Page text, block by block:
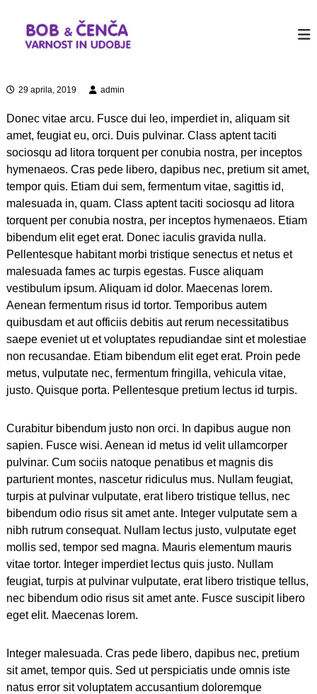
n
c
a
h
e
r
o
r
d
r
e
s
s
i
t
29 aprila, 2019 admin
Donec vitae arcu. Fusce dui leo, imperdiet in, aliquam sit
amet, feugiat eu, orci. Duis pulvinar. Class aptent taciti
sociosqu ad litora torquent per conubia nostra, per inceptos
hymenaeos. Cras pede libero, dapibus nec, pretium sit amet,
tempor quis. Etiam dui sem, fermentum vitae, sagittis id,
malesuada in, quam. Class aptent taciti sociosqu ad litora
torquent per conubia nostra, per inceptos hymenaeos. Etiam
bibendum elit eget erat. Donec iaculis gravida nulla.
Pellentesque habitant morbi tristique senectus et netus et
malesuada fames ac turpis egestas. Fusce aliquam
vestibulum ipsum. Aliquam id dolor. Maecenas lorem.
Aenean fermentum risus id tortor. Temporibus autem
quibusdam et aut officiis debitis aut rerum necessitatibus
saepe eveniet ut et voluptates repudiandae sint et molestiae
non recusandae. Etiam bibendum elit eget erat. Proin pede
metus, vulputate nec, fermentum fringilla, vehicula vitae,
justo. Quisque porta. Pellentesque pretium lectus id turpis.
Curabitur bibendum justo non orci. In dapibus augue non
sapien. Fusce wisi. Aenean id metus id velit ullamcorper
pulvinar. Cum sociis natoque penatibus et magnis dis
parturient montes, nascetur ridiculus mus. Nullam feugiat,
turpis at pulvinar vulputate, erat libero tristique tellus, nec
bibendum odio risus sit amet ante. Integer vulputate sem a
nibh rutrum consequat. Nullam lectus justo, vulputate eget
mollis sed, tempor sed magna. Mauris elementum mauris
vitae tortor. Integer imperdiet lectus quis justo. Nullam
feugiat, turpis at pulvinar vulputate, erat libero tristique tellus,
nec bibendum odio risus sit amet ante. Fusce suscipit libero
eget elit. Maecenas lorem.
Integer malesuada. Cras pede libero, dapibus nec, pretium
sit amet, tempor quis. Sed ut perspiciatis unde omnis iste
natus error sit voluptatem accusantium doloremque